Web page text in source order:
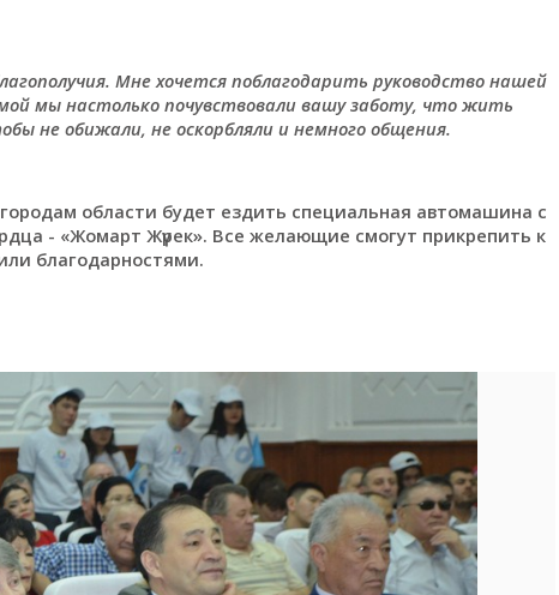
Мне хочется поблагодарить руководство нашей
мы настолько почувствовали вашу заботу, что жить
не обижали, не оскорбляли и немного общения.
области будет ездить специальная автомашина с
- «Жомарт Жүрек». Все желающие смогут прикрепить к
благодарностями.